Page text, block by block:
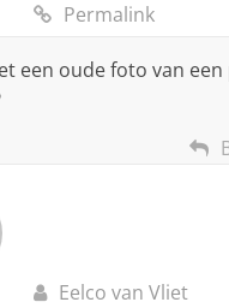
Permalink
een oude foto van
Eelco van Vliet